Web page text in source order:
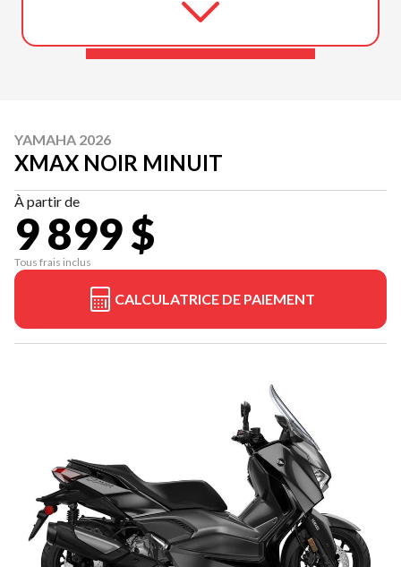
YAMAHA 2026
XMAX NOIR MINUIT
À partir de
9 899 $
Tous frais inclus
CALCULATRICE DE PAIEMENT